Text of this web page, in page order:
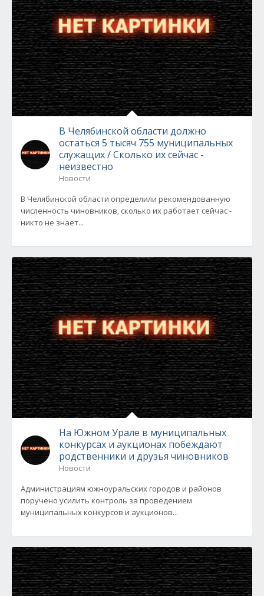
В Челябинской области должно
остаться 5 тысяч 755 муниципальных
служащих / Сколько их сейчас -
неизвестно
Новости
В Челябинской области определили рекомендованную
численность чиновников, сколько их работает сейчас -
никто не знает...
На Южном Урале в муниципальных
конкурсах и аукционах побеждают
родственники и друзья чиновников
Новости
Администрациям южноуральских городов и районов
поручено усилить контроль за проведением
муниципальных конкурсов и аукционов...